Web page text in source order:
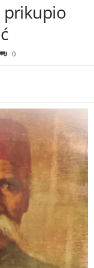
prikupio
0